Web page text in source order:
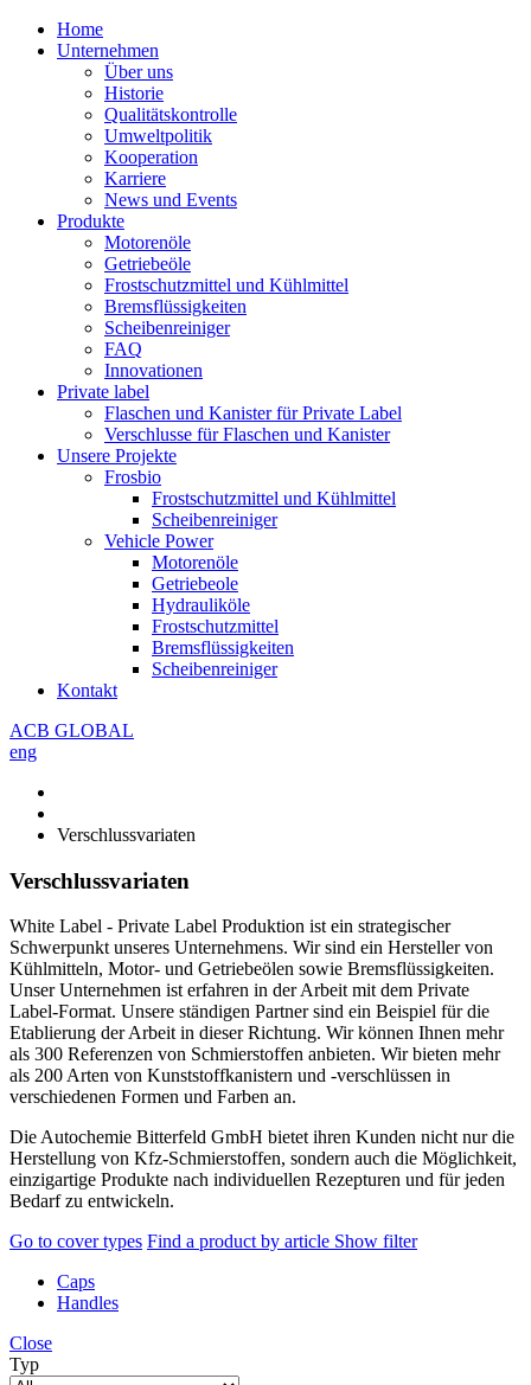
Home
Unternehmen
Über uns
Historie
Qualitätskontrolle
Umweltpolitik
Kooperation
Karriere
News und Events
Produkte
Motorenöle
Getriebeöle
Frostschutzmittel und Kühlmittel
Bremsflüssigkeiten
Scheibenreiniger
FAQ
Innovationen
Private label
Flaschen und Kanister für Private Label
Verschlusse für Flaschen und Kanister
Unsere Projekte
Frosbio
Frostschutzmittel und Kühlmittel
Scheibenreiniger
Vehicle Power
Motorenöle
Getriebeole
Hydrauliköle
Frostschutzmittel
Bremsflüssigkeiten
Scheibenreiniger
Kontakt
ACB GLOBAL
eng
Verschlussvariaten
Verschlussvariaten
White Label - Private Label Produktion ist ein strategischer
Schwerpunkt unseres Unternehmens. Wir sind ein Hersteller von
Kühlmitteln, Motor- und Getriebeölen sowie Bremsflüssigkeiten.
Unser Unternehmen ist erfahren in der Arbeit mit dem Private
Label-Format. Unsere ständigen Partner sind ein Beispiel für die
Etablierung der Arbeit in dieser Richtung. Wir können Ihnen mehr
als 300 Referenzen von Schmierstoffen anbieten. Wir bieten mehr
als 200 Arten von Kunststoffkanistern und -verschlüssen in
verschiedenen Formen und Farben an.
Die Autochemie Bitterfeld GmbH bietet ihren Kunden nicht nur die
Herstellung von Kfz-Schmierstoffen, sondern auch die Möglichkeit,
einzigartige Produkte nach individuellen Rezepturen und für jeden
Bedarf zu entwickeln.
Go to cover types Find a product by article Show filter
Caps
Handles
Close
Typ